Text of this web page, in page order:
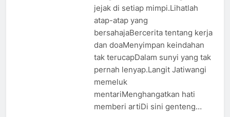
jejak di setiap mimpi.Lihatlah
atap-atap yang
bersahajaBercerita tentang kerja
dan doaMenyimpan keindahan
tak terucapDalam sunyi yang tak
pernah lenyap.Langit Jatiwangi
memeluk
mentariMenghangatkan hati
memberi artiDi sini genteng…